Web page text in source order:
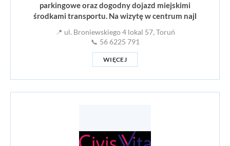
parkingowe oraz dogodny dojazd miejskimi
środkami transportu. Na wizytę w centrum najl
📍 ul. Broniewskiego 4 lokal 57, Toruń
📞 56 6225 791
WIĘCEJ